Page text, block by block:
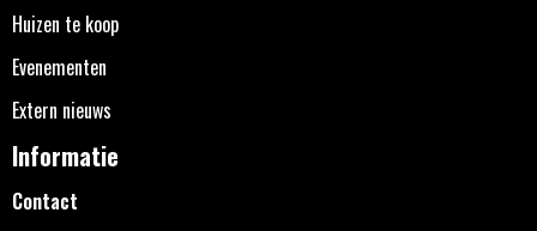
Huizen te koop
Evenementen
Extern nieuws
Informatie
Contact